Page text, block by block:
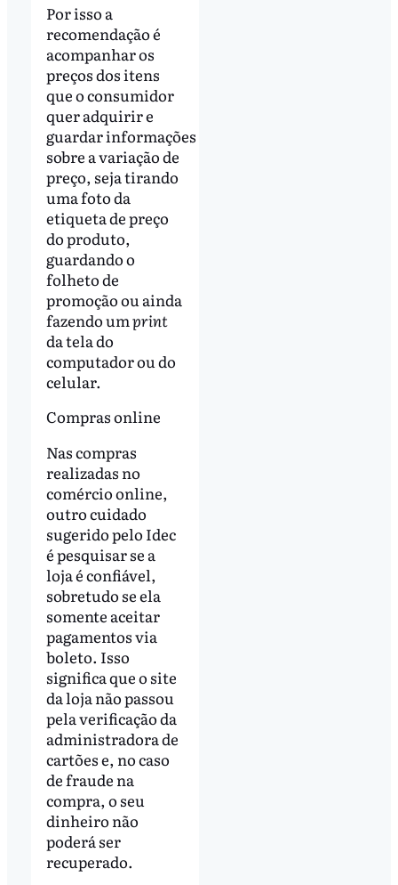
Por isso a
recomendação é
acompanhar os
preços dos itens
que o consumidor
quer adquirir e
guardar informações
sobre a variação de
preço, seja tirando
uma foto da
etiqueta de preço
do produto,
guardando o
folheto de
promoção ou ainda
fazendo umprint
da tela do
computador ou do
celular.
Compras online
Nas compras
realizadas no
comércio online,
outro cuidado
sugerido pelo Idec
é pesquisar se a
loja é confiável,
sobretudo se ela
somente aceitar
pagamentos via
boleto. Isso
significa que o site
da loja não passou
pela verificação da
administradora de
cartões e, no caso
de fraude na
compra, o seu
dinheiro não
poderá ser
recuperado.